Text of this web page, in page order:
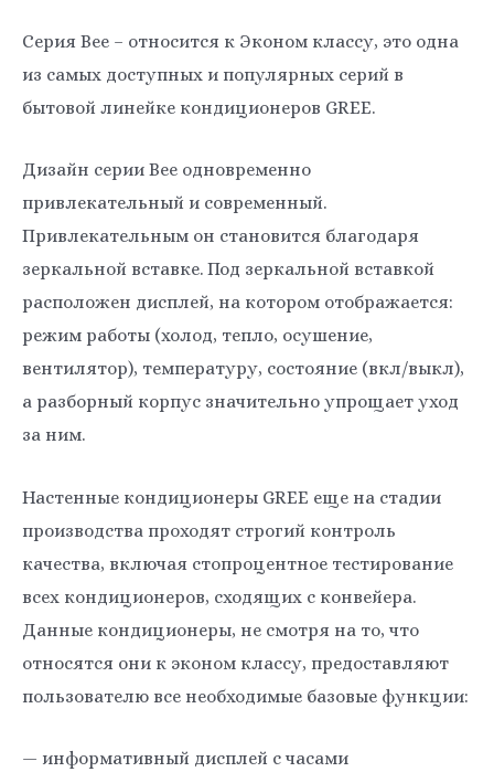
Серия Bee – относится к Эконом классу, это одна
из самых доступных и популярных серий в
бытовой линейке кондиционеров GREE.
Дизайн серии Bee одновременно
привлекательный и современный.
Привлекательным он становится благодаря
зеркальной вставке. Под зеркальной вставкой
расположен дисплей, на котором отображается:
режим работы (холод, тепло, осушение,
вентилятор), температуру, состояние (вкл/выкл),
а разборный корпус значительно упрощает уход
за ним.
Настенные кондиционеры GREE еще на стадии
производства проходят строгий контроль
качества, включая стопроцентное тестирование
всех кондиционеров, сходящих с конвейера.
Данные кондиционеры, не смотря на то, что
относятся они к эконом классу, предоставляют
пользователю все необходимые базовые функции:
— информативный дисплей с часами